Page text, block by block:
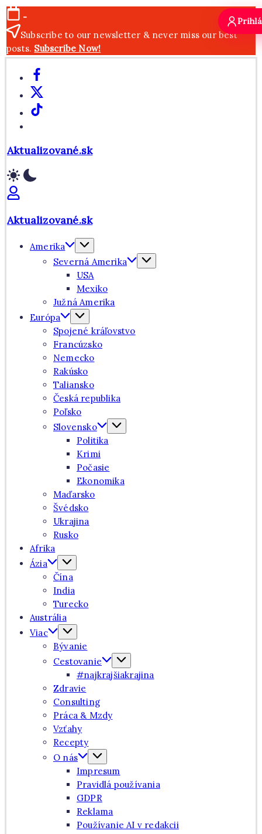
Skip
to
content
-
Subscribe to our newsletter & never miss our best
posts. Subscribe Now!
Facebook
X
TikTok
Aktualizované.sk
Aktualizované.sk
Amerika
Severná Amerika
USA
Mexiko
Južná Amerika
Európa
Spojené kráľovstvo
Francúzsko
Nemecko
Rakúsko
Taliansko
Česká republika
Poľsko
Slovensko
Politika
Krimi
Počasie
Ekonomika
Maďarsko
Švédsko
Ukrajina
Rusko
Afrika
Ázia
Čína
India
Turecko
Austrália
Viac
Bývanie
Cestovanie
#najkrajšiakrajina
Zdravie
Consulting
Práca & Mzdy
Vzťahy
Recepty
O nás
Impresum
Pravidlá používania
GDPR
Reklama
Používanie AI v redakcii